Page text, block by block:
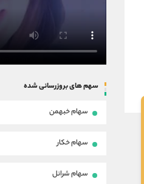
سهم های بروزرسانی شده
سهام خبهمن
سهام خکار
سهام شرانل